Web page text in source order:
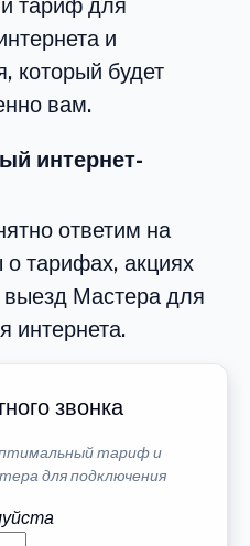
тариф для
и
который будет
вам.
интернет-
ответим на
о тарифах, акциях
выезд Мастера для
интернета.
звонка
тариф и
для подключения